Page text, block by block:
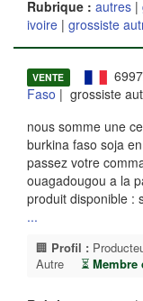
Rubrique : autres |
ivoire | grossiste
VENTE
Faso | grossiste
nous somme une
burkina faso soja
passez votre
ouagadougou a la
produit disponible :
...
🏢 Profil :
Autre
⏳ Membre